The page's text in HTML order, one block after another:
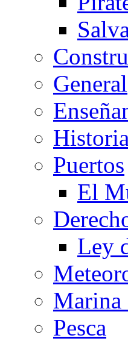
General
Puertos
El
Ley
Marina
Pesca